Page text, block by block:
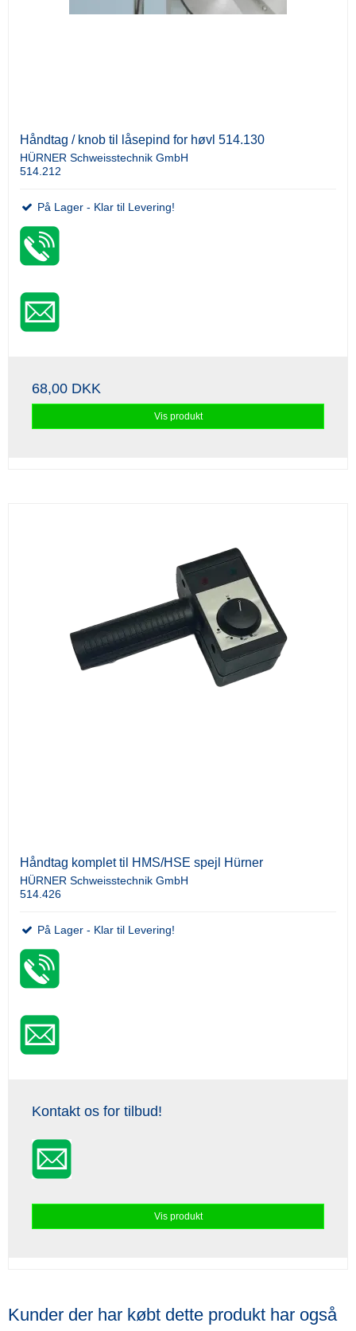
Håndtag / knob til låsepind for høvl 514.130
HÜRNER Schweisstechnik GmbH
514.212
På Lager - Klar til Levering!
68,00 DKK
Vis produkt
Håndtag komplet til HMS/HSE spejl Hürner
HÜRNER Schweisstechnik GmbH
514.426
På Lager - Klar til Levering!
Kontakt os for tilbud!
Vis produkt
Kunder der har købt dette produkt har også